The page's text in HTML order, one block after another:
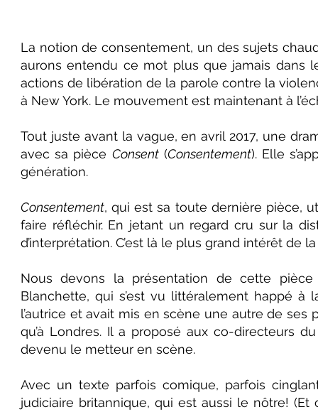
La notion de consentement, un des sujets
aurons entendu ce mot plus que jamais dans
actions de libération de la parole contre la
à New York. Le mouvement est maintenant à
Tout juste avant la vague, en avril 2017, une
avec sa pièce Consent(Consentement). Elle
génération.
Consentement, qui est sa toute dernière pièce,
faire réfléchir. En jetant un regard cru sur la
d’interprétation. C’est là le plus grand intérêt
Nous devons la présentation de cette
Blanchette, qui s’est vu littéralement happé
l’autrice et avait mis en scène une autre de ses
qu’à Londres. Il a proposé aux co-directeurs
devenu le metteur en scène.
Avec un texte parfois comique, parfois
judiciaire britannique, qui est aussi le nôtre!